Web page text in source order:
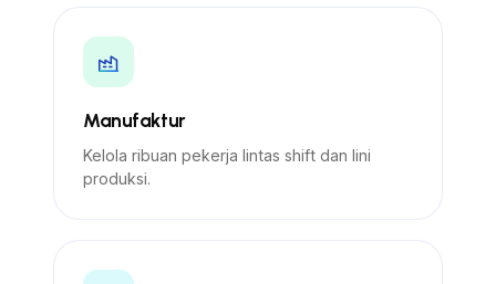
Manufaktur
Kelola ribuan pekerja lintas shift dan lini
produksi.